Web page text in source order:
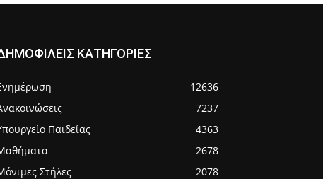
ΚΑΤΗΓΟΡΙΕΣ
12636
7237
Παιδείας
4363
2678
Στήλες
2078